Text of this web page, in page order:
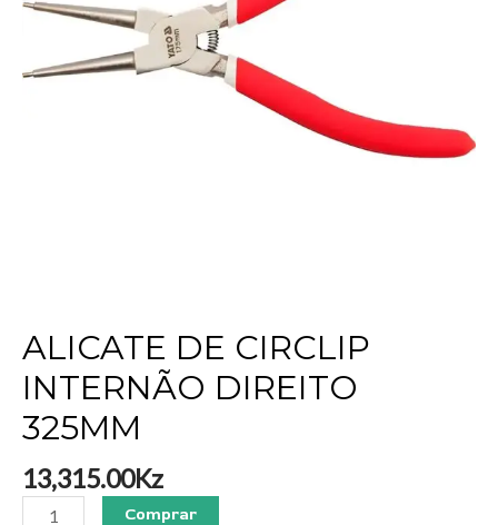
ALICATE DE CIRCLIP
INTERNÃO DIREITO
325MM
13,315.00Kz
quantidade
Comprar